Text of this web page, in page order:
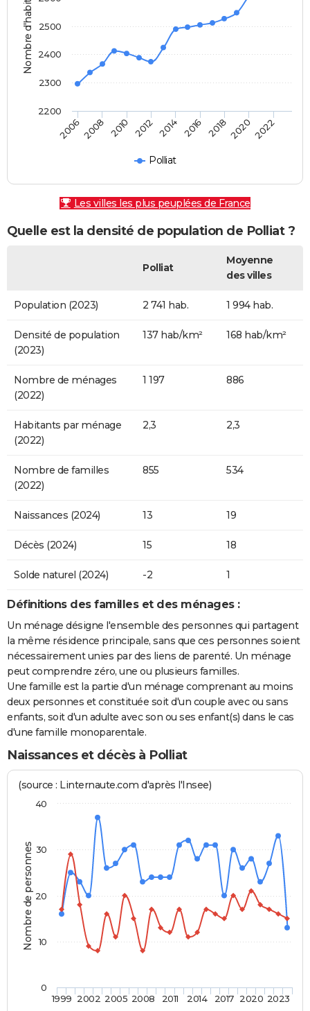
Nombre d'habitants
Polliat
20062008 2010 2012 2014 2016 201820202022
2200
2300
2400
2500
Les villes les plus peuplées de France
Quelle est la densité de population de Polliat ?
Polliat
Moyenne
des villes
Population (2023) 2 741 hab. 1 994 hab.
Densité de population
(2023)
137 hab/km² 168 hab/km²
Nombre de ménages
(2022)
1 197 886
Habitants par ménage
(2022)
2,3 2,3
Nombre de familles
(2022)
855 534
Naissances (2024) 13 19
Décès (2024) 15 18
Solde naturel (2024) -2 1
Définitions des familles et des ménages :
Un ménage désigne l'ensemble des personnes qui partagent
la même résidence principale, sans que ces personnes soient
nécessairement unies par des liens de parenté. Un ménage
peut comprendre zéro, une ou plusieurs familles.
Une famille est la partie d'un ménage comprenant au moins
deux personnes et constituée soit d'un couple avec ou sans
enfants, soit d'un adulte avec son ou ses enfant(s) dans le cas
d'une famille monoparentale.
Naissances et décès à Polliat
Nombre de personnes
(source : Linternaute.com d'après l'Insee)
1999 2002 2005 2008 2011 2014 2017 2020 2023
0
10
20
30
40